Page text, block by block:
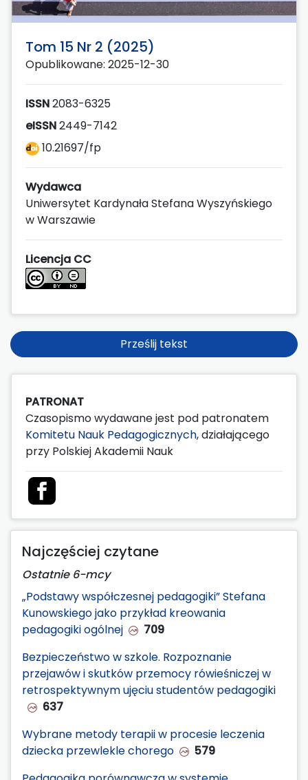
Tom 15 Nr 2 (2025)
Opublikowane: 2025-12-30
ISSN2083-6325
eISSN2449-7142
10.21697/fp
Wydawca
Uniwersytet Kardynała Stefana Wyszyńskiego
w Warszawie
Licencja CC
Prześlij tekst
PATRONAT
Czasopismo wydawane jest pod patronatem
Komitetu Nauk Pedagogicznych, działającego
przy Polskiej Akademii Nauk
Najczęściej czytane
Ostatnie 6-mcy
„Podstawy współczesnej pedagogiki” Stefana
Kunowskiego jako przykład kreowania
pedagogiki ogólnej
709
Bezpieczeństwo w szkole. Rozpoznanie
przejawów i skutków przemocy rówieśniczej w
retrospektywnym ujęciu studentów pedagogiki
637
Wybrane metody terapii w procesie leczenia
dziecka przewlekle chorego
579